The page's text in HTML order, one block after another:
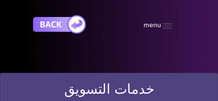
menu
خدمات التسويق